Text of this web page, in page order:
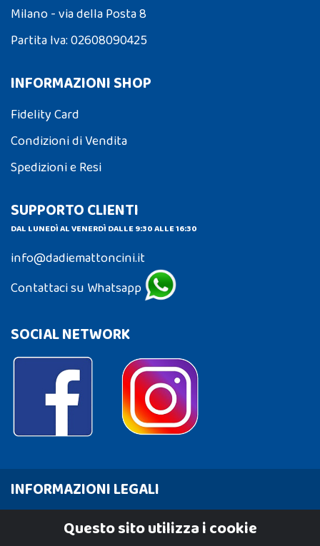
Milano - via della Posta 8
Partita Iva: 02608090425
INFORMAZIONI SHOP
Fidelity Card
Condizioni di Vendita
Spedizioni e Resi
SUPPORTO CLIENTI
DAL LUNEDÌ AL VENERDÌ DALLE 9:30 ALLE 16:30
info@dadiemattoncini.it
Contattaci su Whatsapp
SOCIAL NETWORK
INFORMAZIONI LEGALI
Cookie PolicyQuesto sito utilizza i cookie